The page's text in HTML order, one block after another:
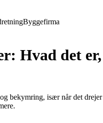
Byggefirma
Hvad det
bekymring, især når det